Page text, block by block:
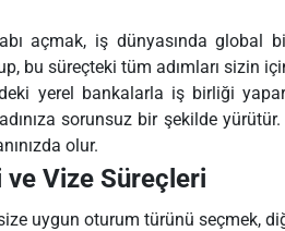
açmak, iş dünyasında global
bu süreçteki tüm adımları sizin
yerel bankalarla iş birliği
sorunsuz bir şekilde
olur.
ve Vize Süreçleri
uygun oturum türünü seçmek,